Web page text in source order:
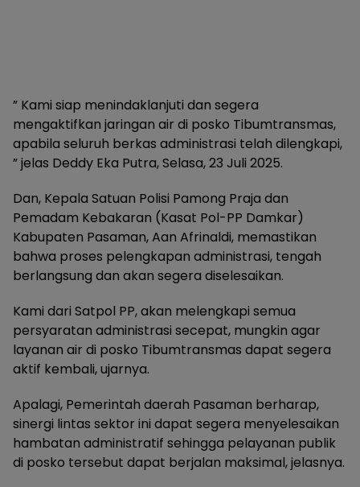
” Kami siap menindaklanjuti dan segera
mengaktifkan jaringan air di posko Tibumtransmas,
apabila seluruh berkas administrasi telah dilengkapi,
” jelas Deddy Eka Putra, Selasa, 23 Juli 2025.
Dan, Kepala Satuan Polisi Pamong Praja dan
Pemadam Kebakaran (Kasat Pol-PP Damkar)
Kabupaten Pasaman, Aan Afrinaldi, memastikan
bahwa proses pelengkapan administrasi, tengah
berlangsung dan akan segera diselesaikan.
Kami dari Satpol PP, akan melengkapi semua
persyaratan administrasi secepat, mungkin agar
layanan air di posko Tibumtransmas dapat segera
aktif kembali, ujarnya.
Apalagi, Pemerintah daerah Pasaman berharap,
sinergi lintas sektor ini dapat segera menyelesaikan
hambatan administratif sehingga pelayanan publik
di posko tersebut dapat berjalan maksimal, jelasnya.